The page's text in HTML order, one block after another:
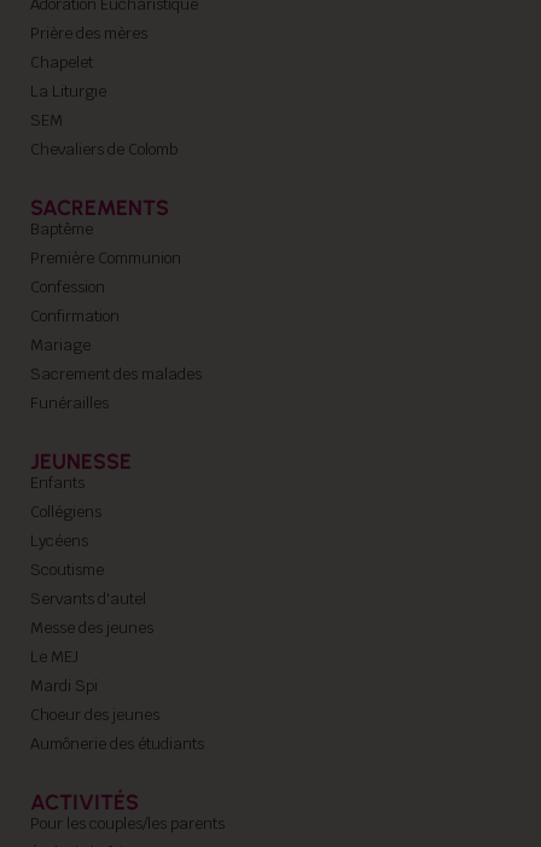
Prière des mères
Chapelet
La Liturgie
SEM
Chevaliers de Colomb
SACREMENTS
Baptême
Première Communion
Confession
Confirmation
Mariage
Sacrement des malades
Funérailles
JEUNESSE
Enfants
Collégiens
Lycéens
Scoutisme
Servants d'autel
Messe des jeunes
Le MEJ
Mardi Spi
Choeur des jeunes
Aumônerie des étudiants
ACTIVITÉS
Pour les couples/les parents